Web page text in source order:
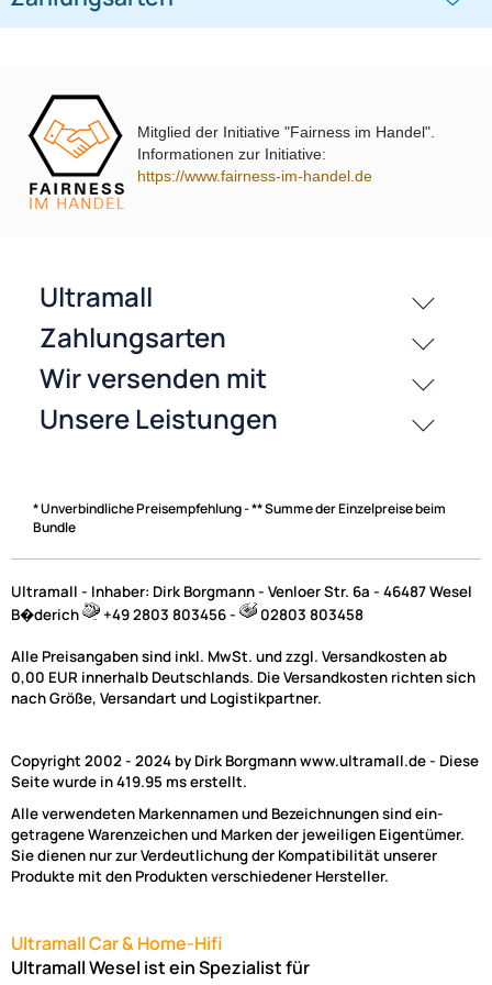
Ähnliche Produkte anzeigen
Jetzt auf Rechnung kaufen
History
Zahlungsarten
Mitglied der Initiative "Fairness im Handel".
Informationen zur Initiative:
https://www.fairness-im-handel.de
* Unverbindliche Preisempfehlung - ** Summe der Einzelpreise beim
Bundle
Ultramall - Inhaber: Dirk Borgmann - Venloer Str. 6a - 46487 Wesel
B�derich
+49 2803 803456 - 02803 803458
Alle Preisangaben sind inkl. MwSt. und zzgl. Versandkosten ab
0,00 EUR innerhalb Deutschlands. Die Versandkosten richten sich
nach Größe, Versandart und Logistikpartner.
Copyright 2002 - 2024 by Dirk Borgmann www.ultramall.de - Diese
Seite wurde in 419.95 ms erstellt.
Alle verwendeten Markennamen und Bezeichnungen sind ein-
getragene Warenzeichen und Marken der jeweiligen Eigentümer.
Sie dienen nur zur Verdeutlichung der Kompatibilität unserer
Produkte mit den Produkten verschiedener Hersteller.
Ultramall Car & Home-Hifi
Ultramall Wesel ist ein Spezialist für